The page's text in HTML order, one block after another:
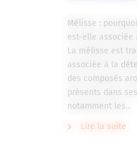
Mélisse :
est-elle associée
La mélisse est
associée à la
des composés
présents dans
notamment les...
Lire la suite